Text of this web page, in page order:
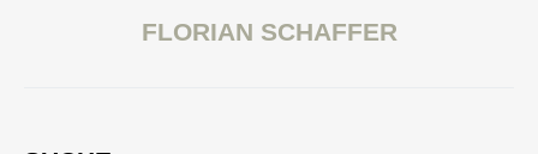
FLORIAN SCHAFFER